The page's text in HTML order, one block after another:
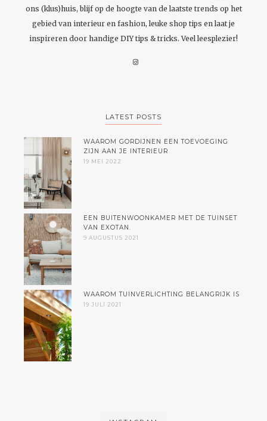
ons (klus)huis, blijf op de hoogte van de laatste trends op het
gebied van interieur en fashion, leuke shop tips en laat je
inspireren door handige DIY tips & tricks. Veel leesplezier!
LATEST POSTS
WAAROM GORDIJNEN EEN TOEVOEGING
ZIJN AAN JE INTERIEUR
19 MEI 2022
EEN BUITENWOONKAMER MET DE TUINSET
VAN EXOTAN.
9 AUGUSTUS 2021
WAAROM TUINVERLICHTING BELANGRIJK IS
19 JULI 2021